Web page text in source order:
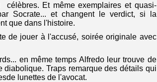
célèbres. Et même exemplaires et quasi-
Socrate... et changent le verdict, si la
que dans l'histoire.
de jouer à l'accusé, soirée originale avec
en même temps Alfredo leur trouve de
Traps remarque des détails qui
lunettes de l'avocat.